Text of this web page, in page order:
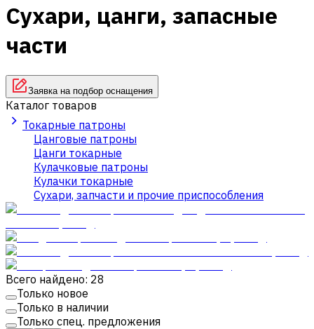
Сухари, цанги, запасные
части
Заявка на подбор оснащения
Каталог товаров
Токарные патроны
Цанговые патроны
Цанги токарные
Кулачковые патроны
Кулачки токарные
Сухари, запчасти и прочие приспособления
Всего найдено: 28
Только новое
Только в наличии
Только спец. предложения